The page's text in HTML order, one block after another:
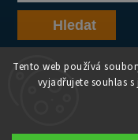
Tento web používá
vyjadřujete souhlas
Hledat